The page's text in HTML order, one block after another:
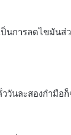
การลดไขมันส่ว
นละสองกำมือก็